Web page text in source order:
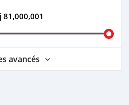
81,000,001
avancés